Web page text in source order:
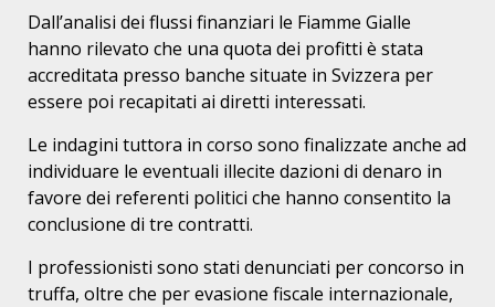
Dall’analisi dei flussi finanziari le Fiamme Gialle
hanno rilevato che una quota dei profitti è stata
accreditata presso banche situate in Svizzera per
essere poi recapitati ai diretti interessati.
Le indagini tuttora in corso sono finalizzate anche ad
individuare le eventuali illecite dazioni di denaro in
favore dei referenti politici che hanno consentito la
conclusione di tre contratti.
I professionisti sono stati denunciati per concorso in
truffa, oltre che per evasione fiscale internazionale,